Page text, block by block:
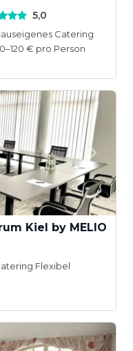
5,0
Catering
€ pro Person
Kiel by MELIO
Flexibel